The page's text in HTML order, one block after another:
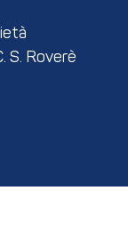
S. Roverè